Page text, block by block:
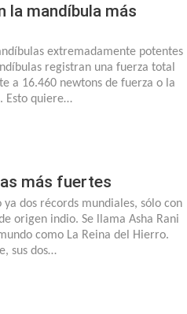
la mandíbula más
extremadamente potentes
registran una fuerza total
a 16.460 newtons de fuerza o la
Esto quiere…
más fuertes
dos récords mundiales, sólo con
origen indio. Se llama Asha Rani
como La Reina del Hierro.
sus dos…